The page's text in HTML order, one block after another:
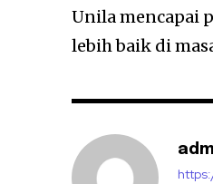
Unila mencapai
lebih baik di